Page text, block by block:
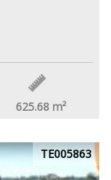
625.68 m²
TE005863